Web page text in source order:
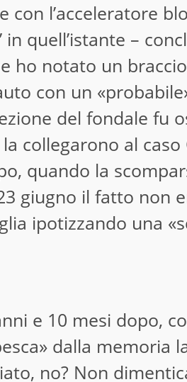
l’acceleratore
in quell’istante –
ho notato un
con un
del fondale fu
collegarono al
quando la
giugno il fatto non
ipotizzando una
e 10 mesi dopo,
dalla memoria
no? Non